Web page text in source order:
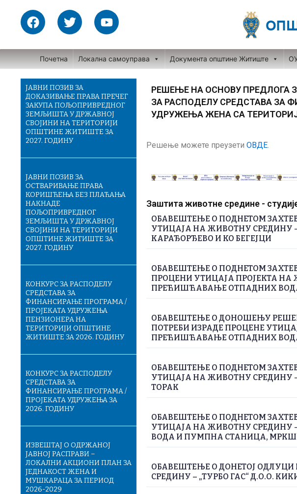
content
F
a
e
b
o
o
k
T
w
t
t
e
r
Y
o
t
u
b
Почетна Локална самоуправа Документа општине Житиште
ЈАВНИ ПОЗИВ ЗА
ДОКАЗИВАЊЕ ПРАВА ПРЕЧЕГ
ЗАКУПА ПОЉОПРИВРЕДНОГ
ЗЕМЉИШТА У ДРЖАВНОЈ
СВОЈИНИ НА ТЕРИТОРИЈИ
ОПШТИНЕ ЖИТИШТЕ ЗА
2027. ГОДИНУ
ЈАВНИ ПОЗИВ ЗА
ОСТВАРИВАЊЕ ПРАВА
КОРИШЋЕЊА БЕЗ ПЛАЋАЊА
НАКНАДЕ
ПОЉОПРИВРЕДНОГ
ЗЕМЉИШТА У ДРЖАВНОЈ
СВОЈИНИ НА ТЕРИТОРИЈИ
ОПШТИНЕ ЖИТИШТЕ ЗА
2027. ГОДИНУ
КОНКУРС ЗА РАСПОДЕЛУ
СРЕДСТАВА ЗА
ФИНАНСИРАЊЕ ПРОГРАМА /
ПРОЈЕКАТА УДРУЖЕЊА
ПЕНЗИОНЕРА НА
ТЕРИТОРИЈИ ОПШТИНЕ
ЖИТИШТЕ ЗА 2026. ГОДИНУ
КОНКУРС ЗА РАСПОДЕЛУ
СРЕДСТАВА ЗА
ФИНАНСИРАЊЕ ПРОГРАМА /
ПРОЈЕКАТА УДРУЖЕЊА ЗА
2026. ГОДИНУ
ИЗВЕШТАЈ О ОДРЖАНОЈ
ЈАВНОЈ РАСПРАВИ –
ЛОКАЛНИ АКЦИОНИ ПЛАН ЗА
ЈЕДНАКОСТ ЖЕНА И
МУШКАРАЦА ЗА ПЕРИОД
2026-2029
РЕШЕЊЕ НА ОСНОВУ ПРЕДЛОГА
ЗА РАСПОДЕЛУ СРЕДСТАВА ЗА
УДРУЖЕЊА ЖЕНА СА
Решење можете преузети ОВДЕ.
Заштита животне средине -
ОБАВЕШТЕЊЕ О ПОДНЕТОМ
УТИЦАЈА НА ЖИВОТНУ СРЕДИНУ
КАРАЂОРЂЕВО И КО БЕГЕЈЦИ
ОБАВЕШТЕЊЕ О ПОДНЕТОМ
ПРОЦЕНИ УТИЦАЈА ПРОЈЕКТА НА
ПРЕЋИШЋАВАЊЕ ОТПАДНИХ
ОБАВЕШТЕЊЕ О ДОНОШЕЊУ
ПОТРЕБИ ИЗРАДЕ ПРОЦЕНЕ
ПРЕЋИШЋАВАЊЕ ОТПАДНИХ
ОБАВЕШТЕЊЕ О ПОДНЕТОМ
УТИЦАЈА НА ЖИВОТНУ СРЕДИНУ –
ТОРАК
ОБАВЕШТЕЊЕ О ПОДНЕТОМ
УТИЦАЈА НА ЖИВОТНУ СРЕДИНУ
ВОДА И ПУМПНА СТАНИЦА,
ОБАВЕШТЕЊЕ О ДОНЕТОЈ
СРЕДИНУ – „ТУРБО ГАС“ Д.О.О.